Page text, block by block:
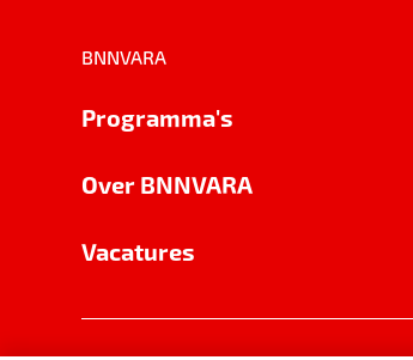
BNNVARA
Programma's
Over BNNVARA
Vacatures